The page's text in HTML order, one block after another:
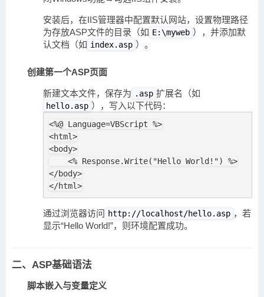
安装后，在IIS管理器中配置默认网站，设置物理路径
为存放ASP文件的目录（如 E:\myweb ），并添加默
认文档（如 index.asp ）。
创建第一个ASP页面
新建文本文件，保存为 .asp 扩展名（如
hello.asp ），写入以下代码：
<%@ Language=VBScript %>
<html>
<body>
</body>
</html>
通过浏览器访问 http://localhost/hello.asp ，若
显示“Hello World!”，则环境配置成功。
二、ASP基础语法
脚本嵌入与变量定义